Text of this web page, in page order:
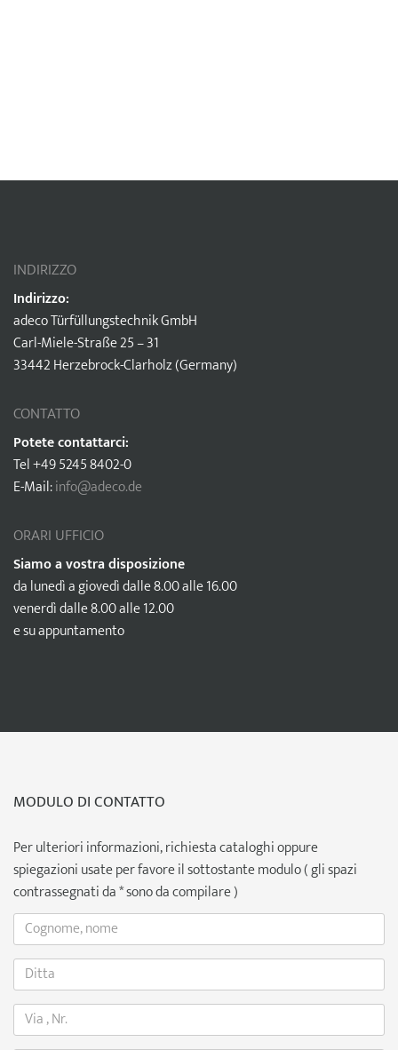
INDIRIZZO
Indirizzo:
adeco Türfüllungstechnik GmbH
Carl-Miele-Straße 25 – 31
33442 Herzebrock-Clarholz (Germany)
CONTATTO
Potete contattarci:
Tel +49 5245 8402-0
E-Mail:info@adeco.de
ORARI UFFICIO
Siamo a vostra disposizione
da lunedì a giovedì dalle 8.00 alle 16.00
venerdì dalle 8.00 alle 12.00
e su appuntamento
MODULO DI CONTATTO
Per ulteriori informazioni, richiesta cataloghi oppure
spiegazioni usate per favore il sottostante modulo ( gli spazi
contrassegnati da * sono da compilare )